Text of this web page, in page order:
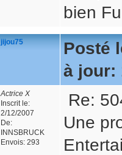
bien
jijou75
Posté
à jour:
Actrice X
Inscrit le:
2/12/2007
De:
INNSBRUCK
Envois: 293
Re:
Une